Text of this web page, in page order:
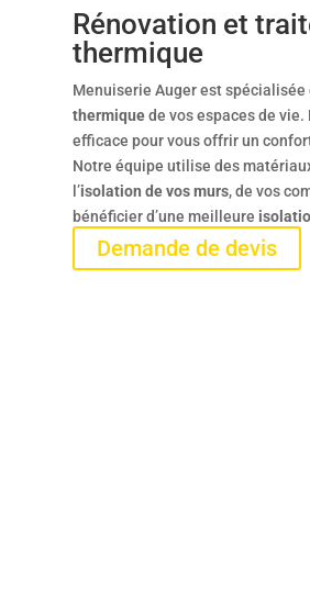
Rénovation et
thermique
Menuiserie Auger est
thermiquede vos espaces de vie.
efficace pour vous offrir un
Notre équipe utilise des
l’isolation de vos murs, de vos
bénéficier d’une meilleure
Demande de devis